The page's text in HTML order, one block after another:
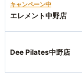
キャンペーン中
エレメント中野店
Dee Pilates中野店